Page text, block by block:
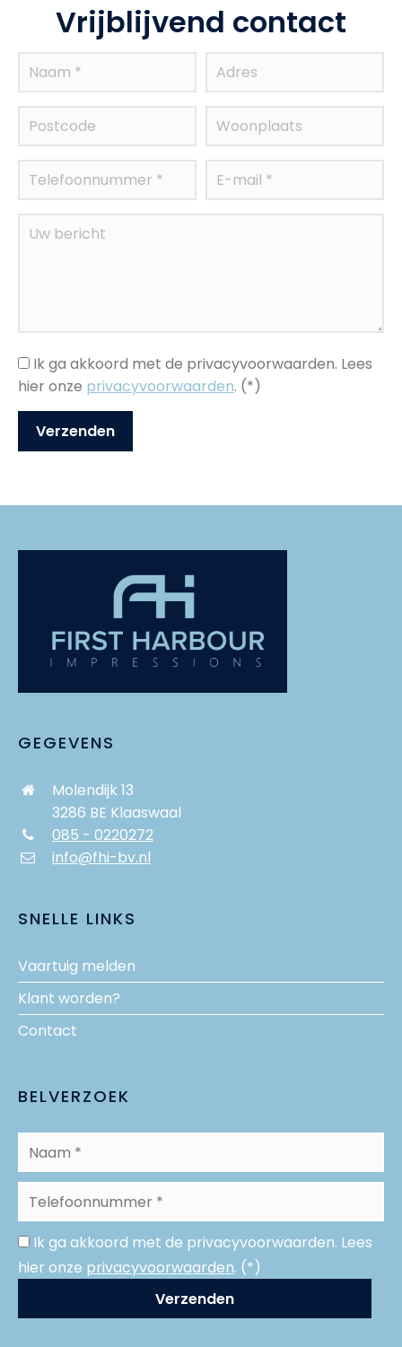
Vrijblijvend contact
Ik ga akkoord met de privacyvoorwaarden. Lees
hier onze privacyvoorwaarden. (*)
GEGEVENS
Molendijk 13
3286 BE Klaaswaal
085 - 0220272
info@fhi-bv.nl
SNELLE LINKS
Vaartuig melden
Klant worden?
Contact
BELVERZOEK
Ik ga akkoord met de privacyvoorwaarden. Lees
hier onze privacyvoorwaarden. (*)